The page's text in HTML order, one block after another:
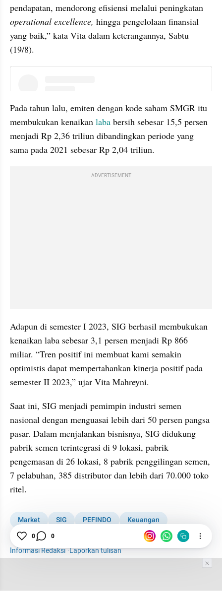
operational excellence, hingga pengelolaan finansial
yang baik,” kata Vita dalam keterangannya, Sabtu
(19/8).
Pada tahun lalu, emiten dengan kode saham SMGR itu
membukukan kenaikan laba bersih sebesar 15,5 persen
menjadi Rp 2,36 triliun dibandingkan periode yang
sama pada 2021 sebesar Rp 2,04 triliun.
ADVERTISEMENT
Adapun di semester I 2023, SIG berhasil membukukan
kenaikan laba sebesar 3,1 persen menjadi Rp 866
miliar. “Tren positif ini membuat kami semakin
optimistis dapat mempertahankan kinerja positif pada
semester II 2023,” ujar Vita Mahreyni.
Saat ini, SIG menjadi pemimpin industri semen
nasional dengan menguasai lebih dari 50 persen pangsa
pasar. Dalam menjalankan bisnisnya, SIG didukung
pabrik semen terintegrasi di 9 lokasi, pabrik
pengemasan di 26 lokasi, 8 pabrik penggilingan semen,
7 pelabuhan, 385 distributor dan lebih dari 70.000 toko
ritel.
Market SIG PEFINDO
Keuangan
Semen Indonesia
Informasi Redaksi·Laporkan tulisan
0 0